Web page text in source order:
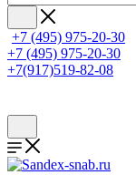
+7 (495) 975-20-30
+7 (495) 975-20-30
+7(917)519-82-08